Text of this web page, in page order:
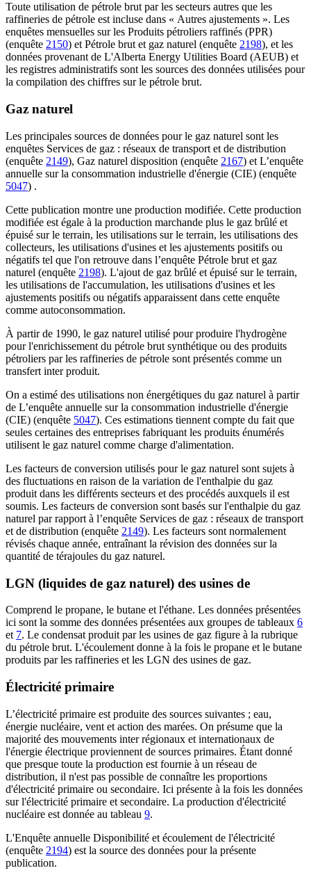
Toute utilisation de pétrole brut par les secteurs autres que les
raffineries de pétrole est incluse dans « Autres ajustements ». Les
enquêtes mensuelles sur les Produits pétroliers raffinés (PPR)
(enquête 2150) et Pétrole brut et gaz naturel (enquête 2198), et les
données provenant de L'Alberta Energy Utilities Board (AEUB) et
les registres administratifs sont les sources des données utilisées pour
la compilation des chiffres sur le pétrole brut.
Gaz naturel
Les principales sources de données pour le gaz naturel sont les
enquêtes Services de gaz : réseaux de transport et de distribution
(enquête 2149), Gaz naturel disposition (enquête 2167) et L’enquête
annuelle sur la consommation industrielle d'énergie (CIE) (enquête
5047) .
Cette publication montre une production modifiée. Cette production
modifiée est égale à la production marchande plus le gaz brûlé et
épuisé sur le terrain, les utilisations sur le terrain, les utilisations des
collecteurs, les utilisations d'usines et les ajustements positifs ou
négatifs tel que l'on retrouve dans l’enquête Pétrole brut et gaz
naturel (enquête 2198). L'ajout de gaz brûlé et épuisé sur le terrain,
les utilisations de l'accumulation, les utilisations d'usines et les
ajustements positifs ou négatifs apparaissent dans cette enquête
comme autoconsommation.
À partir de 1990, le gaz naturel utilisé pour produire l'hydrogène
pour l'enrichissement du pétrole brut synthétique ou des produits
pétroliers par les raffineries de pétrole sont présentés comme un
transfert inter produit.
On a estimé des utilisations non énergétiques du gaz naturel à partir
de L’enquête annuelle sur la consommation industrielle d'énergie
(CIE) (enquête 5047). Ces estimations tiennent compte du fait que
seules certaines des entreprises fabriquant les produits énumérés
utilisent le gaz naturel comme charge d'alimentation.
Les facteurs de conversion utilisés pour le gaz naturel sont sujets à
des fluctuations en raison de la variation de l'enthalpie du gaz
produit dans les différents secteurs et des procédés auxquels il est
soumis. Les facteurs de conversion sont basés sur l'enthalpie du gaz
naturel par rapport à l’enquête Services de gaz : réseaux de transport
et de distribution (enquête 2149). Les facteurs sont normalement
révisés chaque année, entraînant la révision des données sur la
quantité de térajoules du gaz naturel.
LGN (liquides de gaz naturel) des usines de
Comprend le propane, le butane et l'éthane. Les données présentées
ici sont la somme des données présentées aux groupes de tableaux 6
et 7. Le condensat produit par les usines de gaz figure à la rubrique
du pétrole brut. L'écoulement donne à la fois le propane et le butane
produits par les raffineries et les LGN des usines de gaz.
Électricité primaire
L’électricité primaire est produite des sources suivantes ; eau,
énergie nucléaire, vent et action des marées. On présume que la
majorité des mouvements inter régionaux et internationaux de
l'énergie électrique proviennent de sources primaires. Étant donné
que presque toute la production est fournie à un réseau de
distribution, il n'est pas possible de connaître les proportions
d'électricité primaire ou secondaire. Ici présente à la fois les données
sur l'électricité primaire et secondaire. La production d'électricité
nucléaire est donnée au tableau 9.
L'Enquête annuelle Disponibilité et écoulement de l'électricité
(enquête 2194) est la source des données pour la présente
publication.